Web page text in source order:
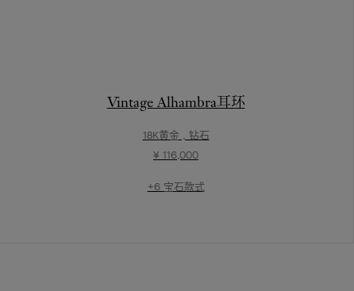
Vintage Alhambra耳环
18K黄金 , 钻石
¥ 116,000
+6 宝石款式